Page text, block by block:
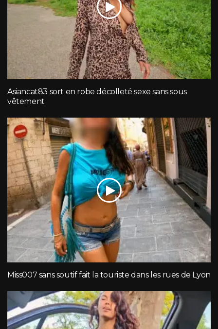
Asiancat83 sort en robe décolleté sexe sans sous
vêtement
Miss007 sans soutif fait la touriste dans les rues de Lyon